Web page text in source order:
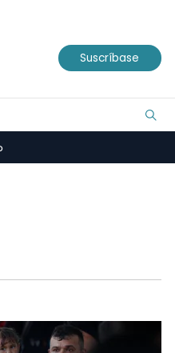
Suscríbase